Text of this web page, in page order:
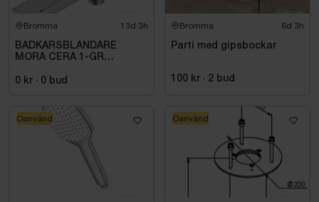
Bromma 13d 3h
BADKARSBLANDARE
MORA CERA 1-GR
OMK.PIP. ANSL NED.
0 kr · 0 bud
Bromma 6d 3h
Parti med gipsbockar
100 kr · 2 bud
Oanvänd Oanvänd